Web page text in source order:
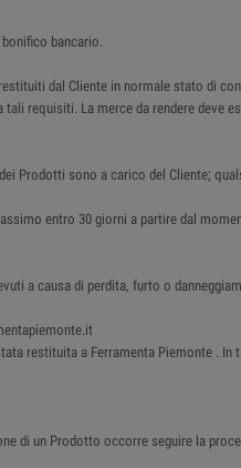
bancario.
dal Cliente in normale stato di
La merce da rendere deve
sono a carico del Cliente;
entro 30 giorni a partire dal
a causa di perdita, furto o
restituita a Ferramenta Piemonte .
di un Prodotto occorre seguire la